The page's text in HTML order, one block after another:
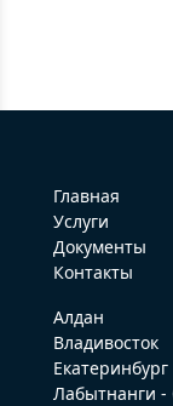
Главная
Услуги
Документы
Контакты
Алдан
Владивосток
Екатеринбург
Лабытнанги -